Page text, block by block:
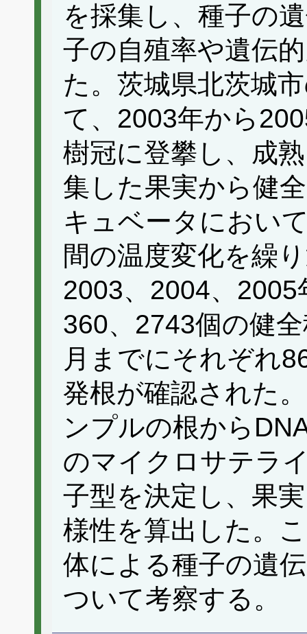
を採集し、種子の
子の自殖率や遺伝
た。茨城県北茨城
て、2003年から
樹冠に登攀し、成
集した果実から健
キュベータにおい
間の温度変化を繰
2003、2004、
360、2743個の健
月までにそれぞれ
発根が確認された
ンプルの根から
のマイクロサテラ
子型を決定し、果
様性を算出した。
体による種子の遺
ついて考察する。